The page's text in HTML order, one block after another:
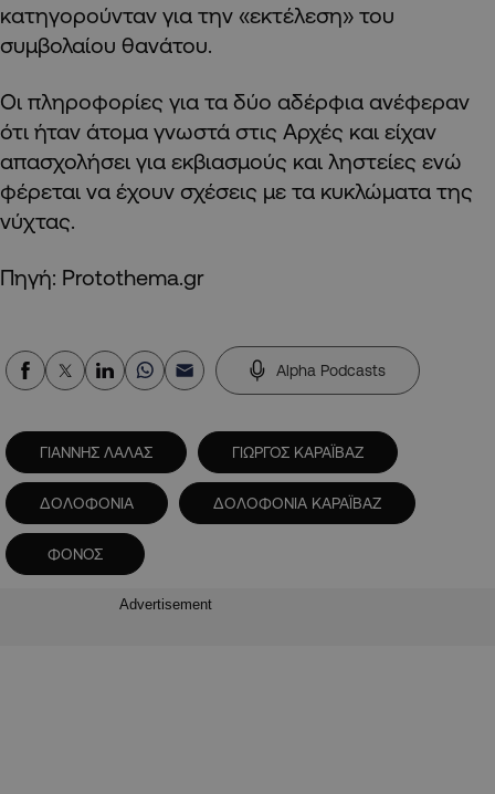
κατηγορούνταν για την «εκτέλεση» του
συμβολαίου θανάτου.
Οι πληροφορίες για τα δύο αδέρφια ανέφεραν
ότι ήταν άτομα γνωστά στις Αρχές και είχαν
απασχολήσει για εκβιασμούς και ληστείες ενώ
φέρεται να έχουν σχέσεις με τα κυκλώματα της
νύχτας.
Πηγή: Protothema.gr
Alpha Podcasts
ΓΙΑΝΝΗΣ ΛΑΛΑΣ ΓΙΩΡΓΟΣ ΚΑΡΑΪΒΑΖ
ΔΟΛΟΦΟΝΙΑ ΔΟΛΟΦΟΝΙΑ ΚΑΡΑΪΒΑΖ
ΦΟΝΟΣ
Advertisement